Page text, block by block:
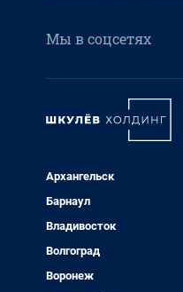
Мы в соцсетях
Архангельск
Барнаул
Владивосток
Волгоград
Воронеж